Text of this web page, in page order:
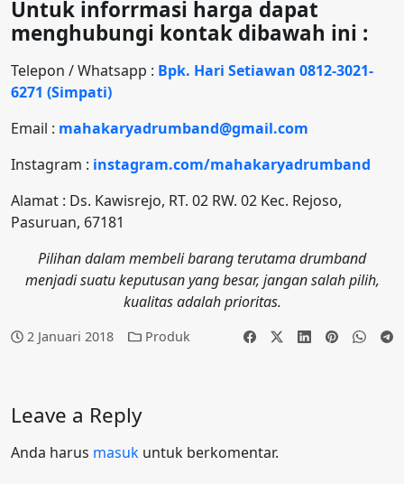
Untuk inforrmasi harga dapat
menghubungi kontak dibawah ini :
Telepon / Whatsapp : Bpk. Hari Setiawan 0812-3021-
6271 (Simpati)
Email : mahakaryadrumband@gmail.com
Instagram : instagram.com/mahakaryadrumband
Alamat : Ds. Kawisrejo, RT. 02 RW. 02 Kec. Rejoso,
Pasuruan, 67181
Pilihan dalam membeli barang terutama drumband
menjadi suatu keputusan yang besar, jangan salah pilih,
kualitas adalah prioritas.
2 Januari 2018 Produk
Leave a Reply
Anda harus masuk untuk berkomentar.